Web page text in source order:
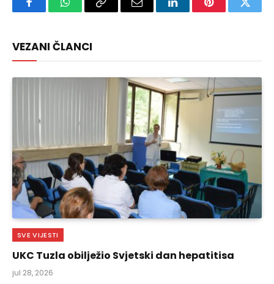
FacebookWhatsAppCopy
Email LinkedInPinterest
VEZANI ČLANCI
SVE VIJESTI
UKC Tuzla obilježio Svjetski dan hepatitisa
jul 28, 2026